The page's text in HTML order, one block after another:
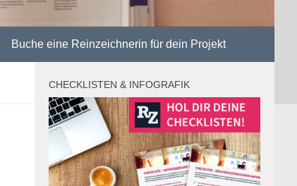
Buche eine Reinzeichnerin für dein Projekt
CHECKLISTEN & INFOGRAFIK